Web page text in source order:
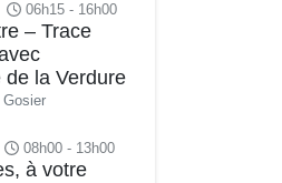
06h15 - 16h00
– Trace
de la Verdure
08h00 - 13h00
à votre